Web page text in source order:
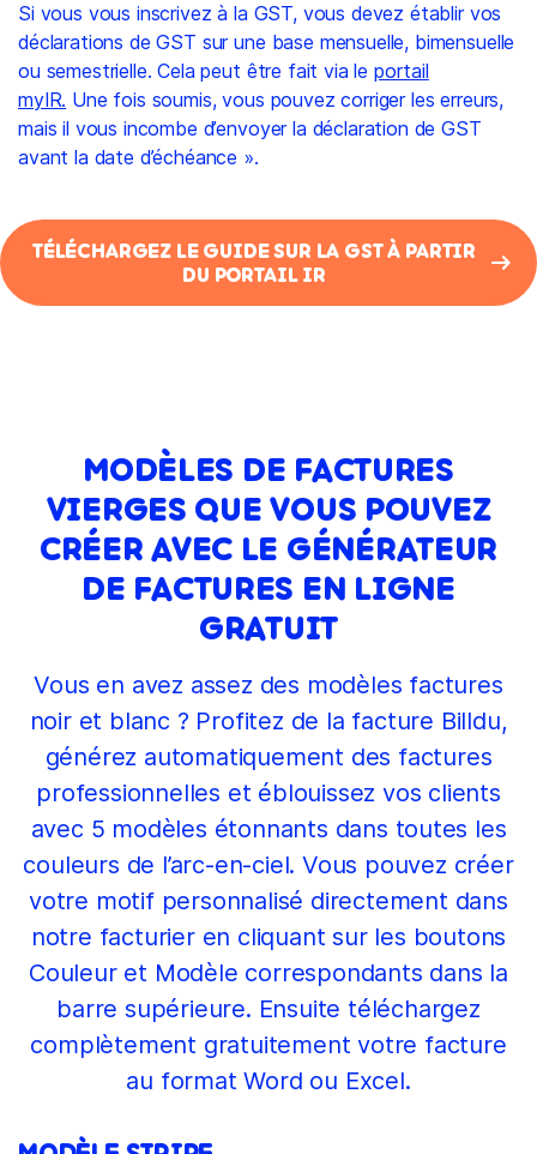
Si vous vous inscrivez à la GST, vous devez établir vos
déclarations de GST sur une base mensuelle, bimensuelle
ou semestrielle. Cela peut être fait via le portail
myIR. Une fois soumis, vous pouvez corriger les erreurs,
mais il vous incombe d’envoyer la déclaration de GST
avant la date d’échéance ».
TÉLÉCHARGEZ LE GUIDE SUR LA GST À PARTIR
DU PORTAIL IR
MODÈLES DE FACTURES
VIERGES QUE VOUS POUVEZ
CRÉER AVEC LE GÉNÉRATEUR
DE FACTURES EN LIGNE
GRATUIT
Vous en avez assez des modèles factures
noir et blanc ? Profitez de la facture Billdu,
générez automatiquement des factures
professionnelles et éblouissez vos clients
avec 5 modèles étonnants dans toutes les
couleurs de l’arc-en-ciel. Vous pouvez créer
votre motif personnalisé directement dans
notre facturier en cliquant sur les boutons
Couleur et Modèle correspondants dans la
barre supérieure. Ensuite téléchargez
complètement gratuitement votre facture
au format Word ou Excel.